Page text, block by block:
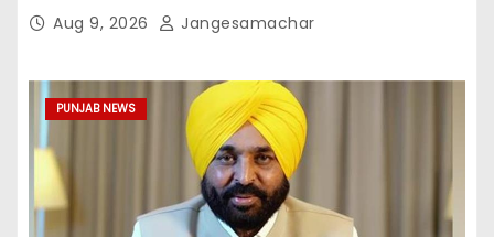
मान Aug 9, 2026 Jangesamachar
PUNJAB NEWS